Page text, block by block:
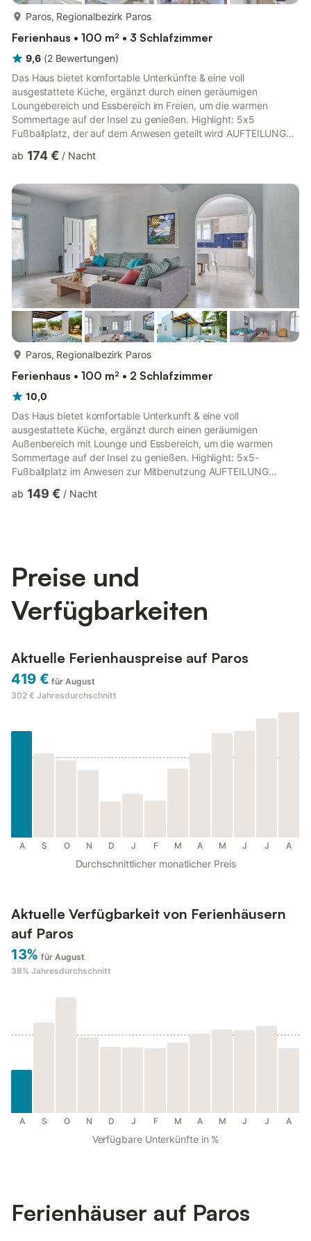
Paros, Regionalbezirk Paros
Ferienhaus • 100 m² • 3 Schlafzimmer
9,6 (2 Bewertungen)
Das Haus bietet komfortable Unterkünfte & eine voll
ausgestattete Küche, ergänzt durch einen geräumigen
Loungebereich und Essbereich im Freien, um die warmen
Sommertage auf der Insel zu genießen. Highlight: 5x5
Fußballplatz, der auf dem Anwesen geteilt wird AUFTEILUNG
Außenlounge & Essterrasse für 6 Personen Großes Wohnzimmer
voll ausgestattete Küche Eingebaute Bar Kamin 1 Schlafzimmer
mit zwei Einzelbetten, Zugang zu einem kleinen Balkon 1
eigenes Bad...
ab 174 € / Nacht
Paros, Regionalbezirk Paros
Ferienhaus • 100 m² • 2 Schlafzimmer
10,0
Das Haus bietet komfortable Unterkunft & eine voll
ausgestattete Küche, ergänzt durch einen geräumigen
Außenbereich mit Lounge und Essbereich, um die warmen
Sommertage auf der Insel zu genießen. Highlight: 5x5-
Fußballplatz im Anwesen zur Mitbenutzung AUFTEILUNG
& Ess-Terrasse für 6 Personen Wohnzimmer mit Zugang nach
ab 149 € / Nacht
Preise und
Verfügbarkeiten
Aktuelle Ferienhauspreise auf Paros
419 € für August
302 € Jahresdurchschnitt
A S O N D J F M A M J J A
Durchschnittlicher monatlicher Preis
Aktuelle Verfügbarkeit von Ferienhäusern
auf Paros
13% für August
38% Jahresdurchschnitt
A S O N D J F M A M J J A
Verfügbare Unterkünfte in %
Ferienhäuser auf Paros